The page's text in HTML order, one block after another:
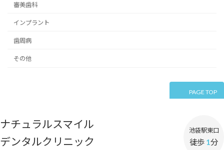
審美歯科
インプラント
歯周病
その他
PAGE TOP
ナチュラルスマイル
デンタルクリニック
池袋駅東口
徒歩 1分